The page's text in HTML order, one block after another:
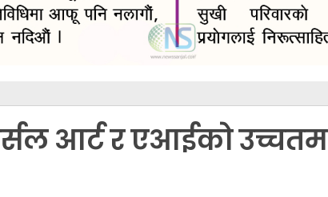
आर्ट र एआईको उच्चतम